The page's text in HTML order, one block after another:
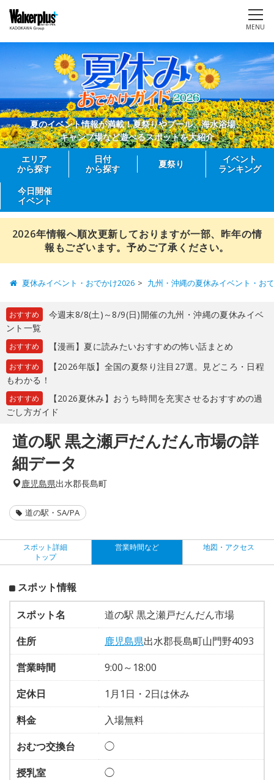
MENU
夏のイベント情報が満載！夏祭りやプール、海水浴場、
キャンプ場など遊べるスポットを大紹介
エリア
から探す
日付
から探す
夏祭り
イベント
ランキング
今日開催
イベント
2026年情報へ順次更新しておりますが一部、昨年の情
報もございます。予めご了承ください。
夏休みイベント・おでかけ2026 九州・沖縄の夏休みイベント・お
おすすめ
今週末8/8(土)～8/9(日)開催の九州・沖縄の夏休みイベ
ント一覧
おすすめ 【漫画】夏に読みたいおすすめの怖い話まとめ
おすすめ
【2026年版】全国の夏祭り注目27選。見どころ・日程
もわかる！
おすすめ
【2026夏休み】おうち時間を充実させるおすすめの過
ごし方ガイド
道の駅 黒之瀬戸だんだん市場の詳
細データ
鹿児島県出水郡長島町
道の駅・SA/PA
スポット詳細
トップ
営業時間など 地図・アクセス
スポット情報
スポット名
道の駅 黒之瀬戸だんだん市場
住所
鹿児島県出水郡長島町山門野4093
営業時間
9:00～18:00
定休日
1月1日・2日は休み
料金
入場無料
おむつ交換台
◯
授乳室
◯